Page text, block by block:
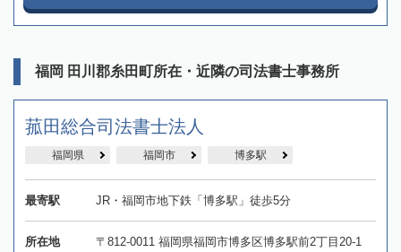
福岡 田川郡糸田町所在・近隣の司法書士事務所
菰田総合司法書士法人
福岡県 福岡市 博多駅
最寄駅 JR・福岡市地下鉄「博多駅」徒歩5分
所在地
〒812-0011 福岡県福岡市博多区博多駅前2丁目20-1